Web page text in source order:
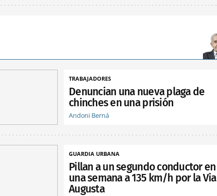
TRABAJADORES
Denuncian una nueva plaga de
chinches en una prisión
Andoni Berná
GUARDIA URBANA
Pillan a un segundo conductor en
una semana a 135 km/h por la Via
Augusta